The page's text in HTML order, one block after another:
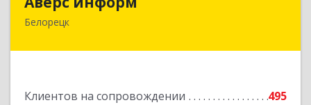
Белорецк
Клиентов на сопровождении
495
453500, Башкортостан Респ, Белорецкий р-н,
Подробнее